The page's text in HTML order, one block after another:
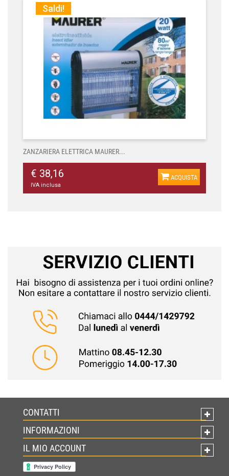
Saldi!
ZANZARIERA ELETTRICA MAURER...
€ 38,16
IVA inclusa
ACQUISTA
CONTATTI
INFORMAZIONI
IL MIO ACCOUNT